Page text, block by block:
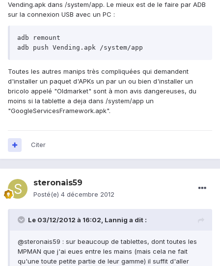
Vending.apk dans /system/app. Le mieux est de le faire par ADB
sur la connexion USB avec un PC :
adb remount
Toutes les autres manips très compliquées qui demandent
d'installer un paquet d'APKs un par un ou bien d'installer un
bricolo appelé "Oldmarket" sont à mon avis dangereuses, du
moins si la tablette a deja dans /system/app un
"GoogleServicesFramework.apk".
Citer
steronais59
Posté(e) 4 décembre 2012
Le 03/12/2012 à 16:02, Lannig a dit :
@steronais59 : sur beaucoup de tablettes, dont toutes les
MPMAN que j'ai eues entre les mains (mais cela ne fait
qu'une toute petite partie de leur gamme) il suffit d'aller